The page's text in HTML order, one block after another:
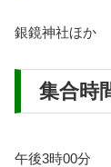
銀鏡神社ほか
集合時
午後3時00分